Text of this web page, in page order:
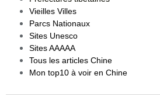
Vieilles Villes
Parcs Nationaux
Sites Unesco
Sites AAAAA
Tous les articles Chine
Mon top10 à voir en Chine